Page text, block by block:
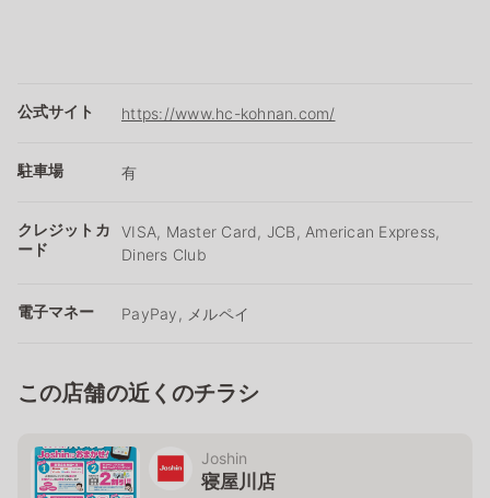
公式サイト https://www.hc-kohnan.com/
駐車場 有
クレジットカ
ード
VISA, Master Card, JCB, American Express,
Diners Club
電子マネー PayPay, メルペイ
この店舗の近くのチラシ
Joshin
寝屋川店